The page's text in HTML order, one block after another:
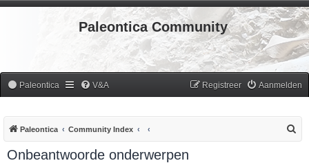
Paleontica Community
Paleontica V&A Aanmelden
Registreer
Paleontica Community Index
Onbeantwoorde onderwerpen